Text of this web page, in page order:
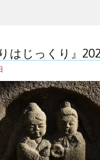
はじっくり』